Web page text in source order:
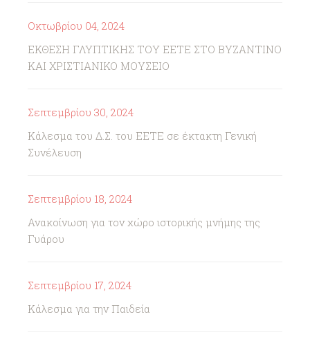
Οκτωβρίου 04, 2024
ΕΚΘΕΣΗ ΓΛΥΠΤΙΚΗΣ ΤΟΥ ΕΕΤΕ ΣΤΟ ΒΥΖΑΝΤΙΝΟ
ΚΑΙ ΧΡΙΣΤΙΑΝΙΚΟ ΜΟΥΣΕΙΟ
Σεπτεμβρίου 30, 2024
Κάλεσμα του Δ.Σ. του ΕΕΤΕ σε έκτακτη Γενική
Συνέλευση
Σεπτεμβρίου 18, 2024
Ανακοίνωση για τον χώρο ιστορικής μνήμης της
Γυάρου
Σεπτεμβρίου 17, 2024
Κάλεσμα για την Παιδεία